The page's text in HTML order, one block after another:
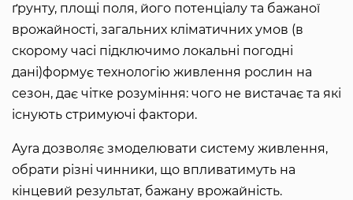
ґрунту, площі поля, його потенціалу та бажаної
врожайності, загальних кліматичних умов (в
скорому часі підключимо локальні погодні
дані)формує технологію живлення рослин на
сезон, дає чітке розуміння: чого не вистачає та які
існують стримуючі фактори.
Ayra дозволяє змоделювати систему живлення,
обрати різні чинники, що впливатимуть на
кінцевий результат, бажану врожайність.